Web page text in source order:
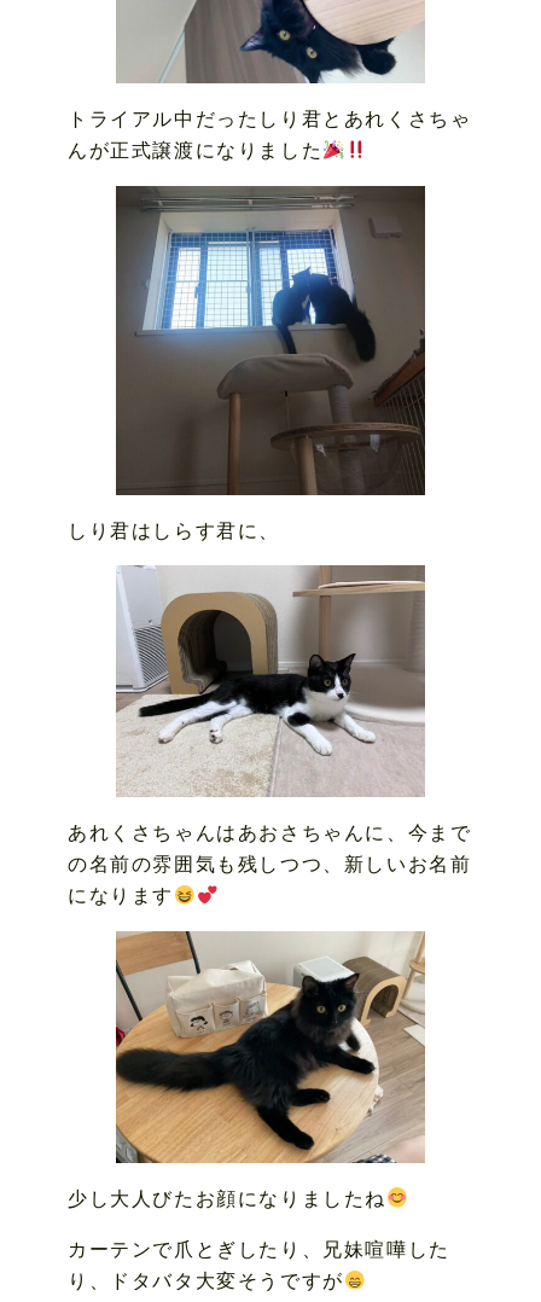
トライアル中だったしり君とあれくさちゃ
んが正式譲渡になりました
しり君はしらす君に、
あれくさちゃんはあおさちゃんに、今まで
の名前の雰囲気も残しつつ、新しいお名前
になります
少し大人びたお顔になりましたね
カーテンで爪とぎしたり、兄妹喧嘩した
り、ドタバタ大変そうですが